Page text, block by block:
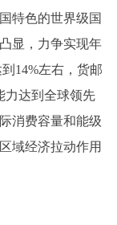
特色的世界级国
显，力争实现年
14%左右，货邮
力达到全球领先
消费容量和能级
域经济拉动作用